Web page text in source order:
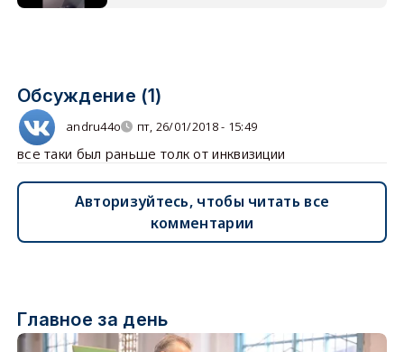
Обсуждение (1)
andru44o пт, 26/01/2018 - 15:49
все таки был раньше толк от инквизиции
Авторизуйтесь, чтобы читать все
комментарии
Главное за день